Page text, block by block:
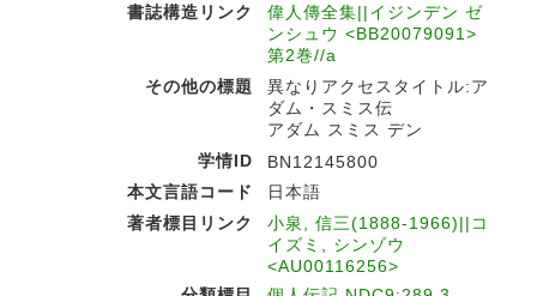
書誌構造リンク
偉人傳全集||イジンデン ゼ
ンシュウ <BB20079091>
第2巻//a
その他の標題
異なりアクセスタイトル:ア
ダム・スミス伝
アダム スミス デン
学情ID
BN12145800
本文言語コード
日本語
著者標目リンク
小泉, 信三(1888-1966)||コ
イズミ, シンゾウ
<AU00116256>